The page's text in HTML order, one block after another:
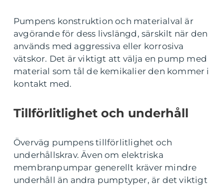
Pumpens konstruktion och materialval är
avgörande för dess livslängd, särskilt när den
används med aggressiva eller korrosiva
vätskor. Det är viktigt att välja en pump med
material som tål de kemikalier den kommer i
kontakt med.
Tillförlitlighet och underhåll
Överväg pumpens tillförlitlighet och
underhållskrav. Även om elektriska
membranpumpar generellt kräver mindre
underhåll än andra pumptyper, är det viktigt